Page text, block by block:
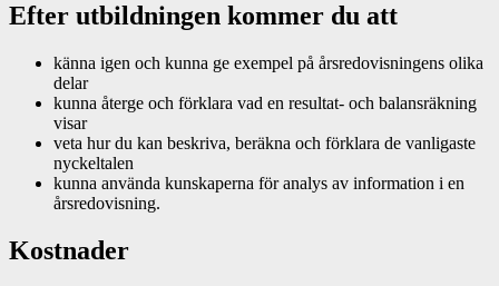
Efter utbildningen kommer du att
känna igen och kunna ge exempel på årsredovisningens olika
delar
kunna återge och förklara vad en resultat- och balansräkning
visar
veta hur du kan beskriva, beräkna och förklara de vanligaste
nyckeltalen
kunna använda kunskaperna för analys av information i en
årsredovisning.
Kostnader